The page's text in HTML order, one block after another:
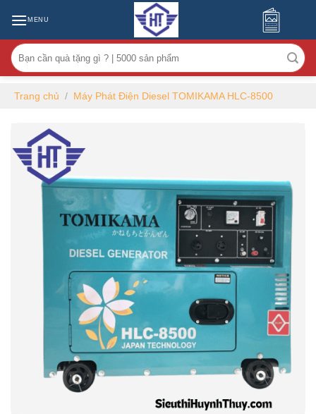
MENU
Tìm
kiếm:
Trang chủ / Máy Phát Điện Diesel TOMIKAMA HLC-8500